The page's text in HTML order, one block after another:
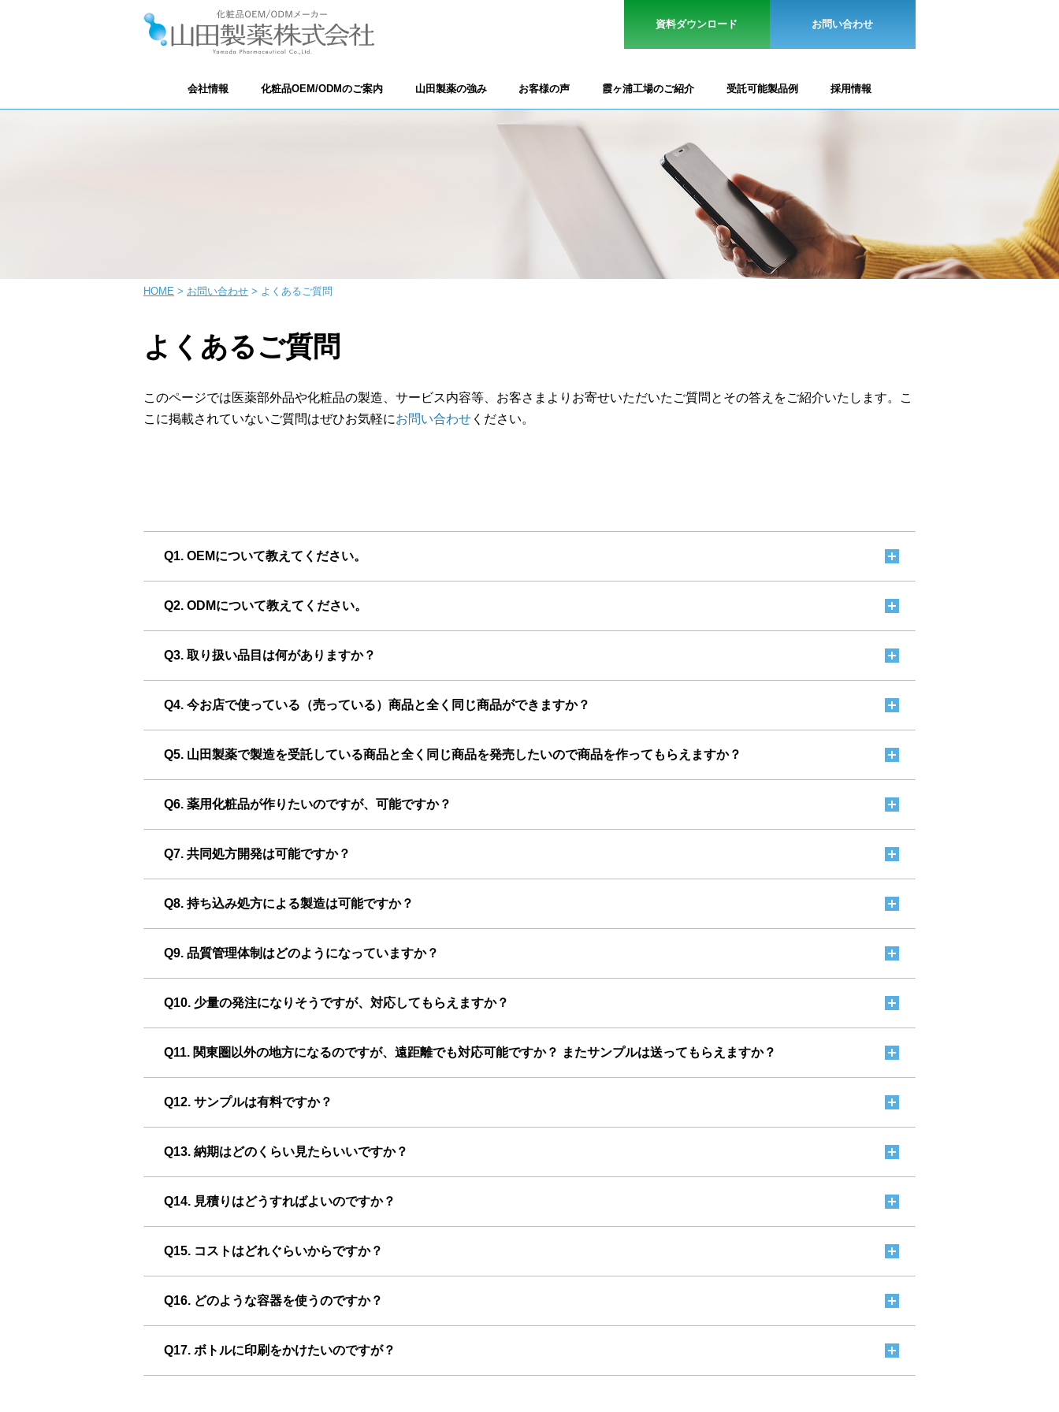
資料ダウンロード お問い合わせ
会社情報 化粧品OEM/ODMのご案内 山田製薬の強み お客様の声 霞ヶ浦工場のご紹介 受託可能製品例 採用情報
HOME お問い合わせ よくあるご質問
よくあるご質問
このページでは医薬部外品や化粧品の製造、サービス内容等、お客さまよりお寄せいただいたご質問とその答えをご紹介いたします。こ
こに掲載されていないご質問はぜひお気軽にお問い合わせ ください。
Q1. OEMについて教えてください。
Q2. ODMについて教えてください。
Q3. 取り扱い品目は何がありますか？
Q4. 今お店で使っている（売っている）商品と全く同じ商品ができますか？
Q5. 山田製薬で製造を受託している商品と全く同じ商品を発売したいので商品を作ってもらえますか？
Q6. 薬用化粧品が作りたいのですが、可能ですか？
Q7. 共同処方開発は可能ですか？
Q8. 持ち込み処方による製造は可能ですか？
Q9. 品質管理体制はどのようになっていますか？
Q10. 少量の発注になりそうですが、対応してもらえますか？
Q11. 関東圏以外の地方になるのですが、遠距離でも対応可能ですか？ またサンプルは送ってもらえますか？
Q12. サンプルは有料ですか？
Q13. 納期はどのくらい見たらいいですか？
Q14. 見積りはどうすればよいのですか？
Q15. コストはどれぐらいからですか？
Q16. どのような容器を使うのですか？
Q17. ボトルに印刷をかけたいのですが？